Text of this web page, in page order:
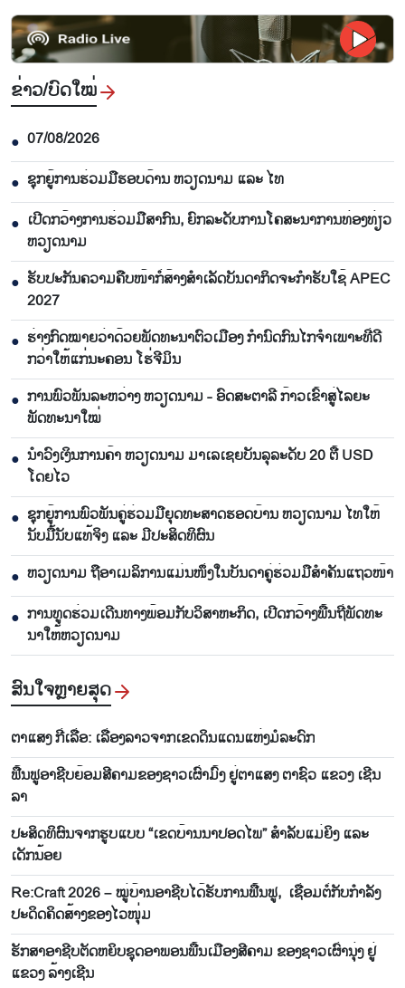
ຂ່າວ/ບົດ​ໃໝ່
● 07/08/2026
● ຊຸກຍູ້ການຮ່ວມມືຮອບດ້ານ ຫວຽດນາມ ແລະ ໄທ
● ເປີດກວ້າງການຮ່ວມມືສາກົນ, ຍົກລະດັບການໂຄສະນາການທ່ອງທ່ຽວ
ຫວຽດນາມ
● ຮັບປະກັນຄວາມຄືບໜ້າກໍ່ສ້າງສຳເລັດບັນດາກິດຈະກຳຮັບໃຊ້ APEC
2027
● ຮ່າງກົດໝາຍວ່າດ້ວຍພັດທະນາຕົວເມືອງ ກຳນົດກົນໄກຈຳເພາະທີ່ດີ
ກວ່າໃຫ້ແກ່ນະຄອນ ໂຮ່ຈີມິນ
● ການພົວພັນລະຫວ່າງ ຫວຽດນາມ - ອົດສະຕາລີ ກ້າວເຂົ້າສູ່ໄລຍະ
ພັດທະນາໃໝ່
● ນຳ​ວົງ​ເງິນ​ການ​ຄ້າ ຫວຽດ​ນາມ ມາ​ເລ​ເຊຍ​ບັນ​ລຸ​ລະ​ດັບ 20 ຕື້ USD
ໂດຍ​ໄວ
● ຊຸກ​ຍູ້​ການ​ພົວ​ພັນ​ຄູ່​ຮ່ວມ​ມື​ຍຸດ​ທະ​ສາດ​ຮອດ​ບ້ານ ຫວຽດ​ນາມ ໄທ​ໃຫ້​
ນັບ​ມື້​ນັບ​ແທ້​ຈິງ ແລະ ມີ​ປະ​ສິດ​ທິ​ຜົນ
● ຫ​ວຽດ​ນາມ ຖື​ອາ​ເມ​ລິ​ການ​ແມ່ນ​ໜຶ່ງ​ໃນ​ບັນ​ດາ​ຄູ່​ຮ່ວມ​ມື​ສຳ​ຄັນ​ແຖວ​ໜ້າ
● ການ​ທູດ​ຮ່ວມ​ເດີນ​ທາງ​ພ້ອມກັບ​ວິ​ສາ​ຫະ​ກ​ິດ, ເປີດກວ້າງ​ພື້ນ​ຖີ່​ພັດ​ທະ​
ນາ​ໃຫ້​ຫວຽດ​ນາມ
ສົນ​ໃຈ​ຫຼາຍ​ສຸດ
ຕາ​ແສງ ກີ່​ເລື່ອ: ເລື່ອງ​ລາວຈາກ​ເຂດ​ດິນແດນແຫ່ງ​ມໍ​ລະ​ດົກ
ຟື້​ນ​ຟູ​ອາ​ຊີບ​ຍ້ອມ​ສີ​ຄາມຂອງ​ຊາວ​ເຜົ່າ​ມົ້ງ​ ຢູ່​ຕາ​ແສງ ຕາ​ຊົວ ແຂວງ ເຊີນ​
ລາ
ປະ​ສິດ​ທິ​ຜົນ​ຈາກ​ຮູບ​ແບບ “ເຂດ​ບ້ານ​ນາ​ປອດ​ໄພ” ສຳລັບ​ແມ່​ຍິງ ແລະ
ເດັກ​ນ້ອຍ
Re:Craft 2026 – ໝູ່​ບ້ານ​ອາ​ຊີບ​ໄດ້​ຮັບ​ການ​ຟື້ນ​ຟູ, ເຊື່ອມ​ຕໍ່​ກັບ​ກຳ​ລັງ​
ປະ​ດິດ​ຄິດ​ສ້າງ​ຂອງ​ໄວ​ໜຸ່ມ
ຮັກ​ສາ​​ອາ​ຊີບ​ຕັດ​ຫຍິບຊຸ​ດ​ອາ​ພອນ​ພື້ນ​ເມືອງ​ສີ​ຄາມ​ ຂອງ​ຊາວ​ເຜົ່າ​ນຸ່ງ ​ຢູ່​
ແຂວງ ລ້າງ​ເຊີນ